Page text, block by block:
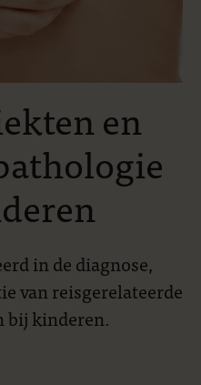
en
in de diagnose,
van reisgerelateerde
bij kinderen.